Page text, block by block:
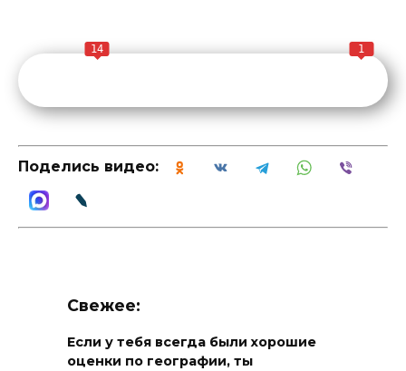
14 1
Поделись видео:
Свежее:
Если у тебя всегда были хорошие
оценки по географии, ты